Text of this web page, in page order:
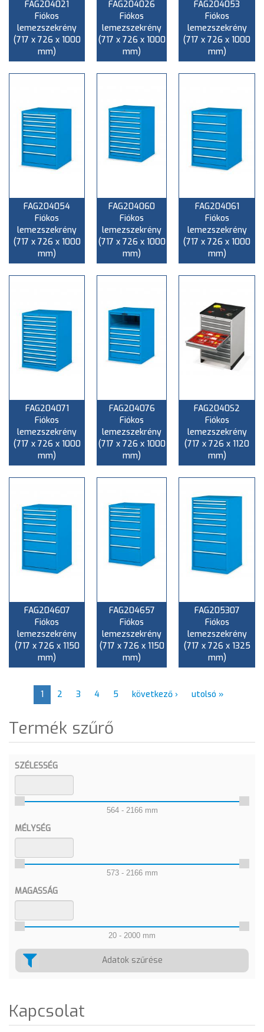
FAG204021
Fiókos
lemezszekrény
(717 x 726 x 1000
mm)
FAG204026
Fiókos
lemezszekrény
(717 x 726 x 1000
mm)
FAG204053
Fiókos
lemezszekrény
(717 x 726 x 1000
mm)
FAG204054
Fiókos
lemezszekrény
(717 x 726 x 1000
mm)
FAG204060
Fiókos
lemezszekrény
(717 x 726 x 1000
mm)
FAG204061
Fiókos
lemezszekrény
(717 x 726 x 1000
mm)
FAG204071
Fiókos
lemezszekrény
(717 x 726 x 1000
mm)
FAG204076
Fiókos
lemezszekrény
(717 x 726 x 1000
mm)
FAG2040S2
Fiókos
lemezszekrény
(717 x 726 x 1120
mm)
FAG204607
Fiókos
lemezszekrény
(717 x 726 x 1150
mm)
FAG204657
Fiókos
lemezszekrény
(717 x 726 x 1150
mm)
FAG205307
Fiókos
lemezszekrény
(717 x 726 x 1325
mm)
1 2 3 4 5 következő › utolsó »
Termék szűrő
SZÉLESSÉG
564 - 2166 mm
MÉLYSÉG
573 - 2166 mm
MAGASSÁG
20 - 2000 mm
Adatok szűrése
Kapcsolat